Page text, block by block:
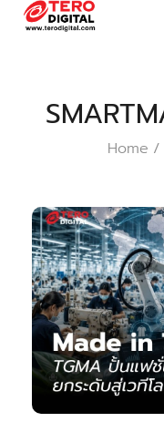
Home /